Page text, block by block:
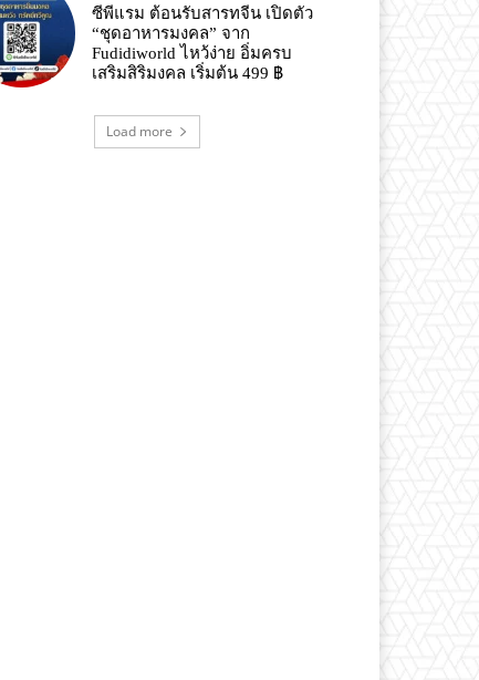
ซีพีแรม ต้อนรับสารทจีน เปิดตัว
“ชุดอาหารมงคล” จาก
Fudidiworld ไหว้ง่าย อิ่มครบ
เสริมสิริมงคล เริ่มต้น 499 ฿
Load more